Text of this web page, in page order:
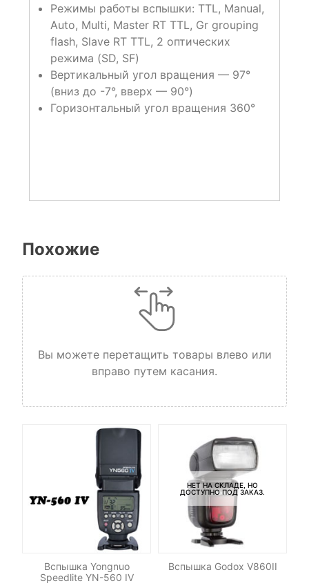
Режимы работы вспышки: TTL, Manual,
Auto, Multi, Master RT TTL, Gr grouping
flash, Slave RT TTL, 2 оптических
режима (SD, SF)
Вертикальный угол вращения — 97°
(вниз до -7°, вверх — 90°)
Горизонтальный угол вращения 360°
Похожие
Вы можете перетащить товары влево или
вправо путем касания.
Вспышка Yongnuo
Speedlite YN-560 IV
НЕТ НА СКЛАДЕ, НО
ДОСТУПНО ПОД ЗАКАЗ.
Вспышка Godox V860II